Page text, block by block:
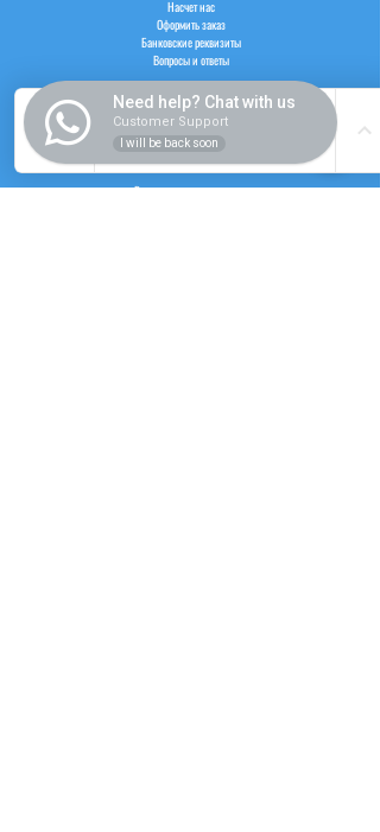
Насчет нас
Оформить заказ
Банковские реквизиты
Вопросы и ответы
Регистрация пользователя
Need help? Chat with us
Customer Support
I will be back soon